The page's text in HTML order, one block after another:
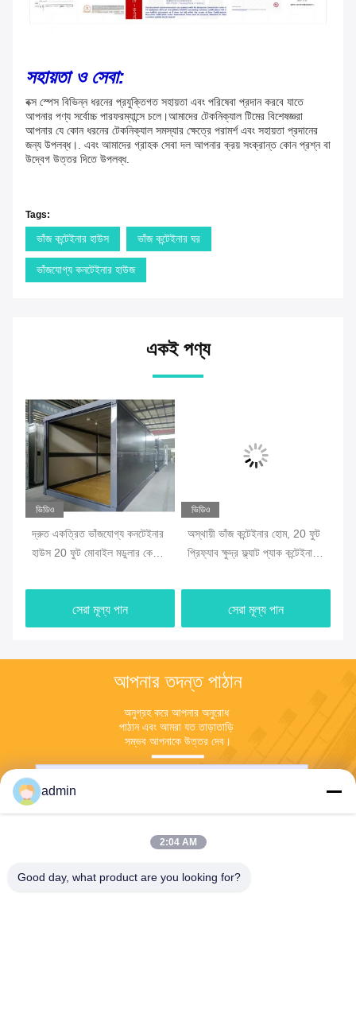
সহায়তা ও সেবা:
বক্স স্পেস বিভিন্ন ধরনের প্রযুক্তিগত সহায়তা এবং পরিষেবা প্রদান করবে যাতে
আপনার পণ্য সর্বোচ্চ পারফরম্যান্সে চলে।আমাদের টেকনিক্যাল টিমের বিশেষজ্ঞরা
আপনার যে কোন ধরনের টেকনিক্যাল সমস্যার ক্ষেত্রে পরামর্শ এবং সহায়তা প্রদানের
জন্য উপলব্ধ।. এবং আমাদের গ্রাহক সেবা দল আপনার ক্রয় সংক্রান্ত কোন প্রশ্ন বা
উদ্বেগ উত্তর দিতে উপলব্ধ.
Tags:
ভাঁজ কন্টেইনার হাউস ভাঁজ কন্টেইনার ঘর
ভাঁজযোগ্য কনটেইনার হাউজ
একই পণ্য
ভিডিও
দ্রুত একত্রিত ভাঁজযোগ্য কনটেইনার
হাউস 20 ফুট মোবাইল মডুলার কেবিন
সেরা মূল্য পান
ভিডিও
অস্থায়ী ভাঁজ কন্টেইনার হোম, 20 ফুট
প্রিফ্যাব ক্ষুদ্র ফ্ল্যাট প্যাক কন্টেইনার
সেরা মূল্য পান
আপনার তদন্ত পাঠান
অনুগ্রহ করে আপনার অনুরোধ
পাঠান এবং আমরা যত তাড়াতাড়ি
সম্ভব আপনাকে উত্তর দেব।
admin
2:04 AM
Good day, what product are you looking for?